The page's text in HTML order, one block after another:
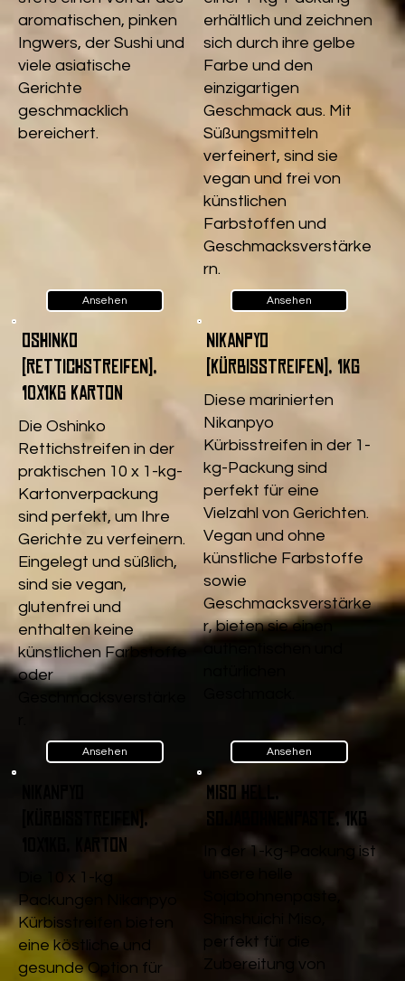
aromatischen, pinken
Ingwers, der Sushi und
viele asiatische
Gerichte
geschmacklich
bereichert.
Ansehen
erhältlich und zeichnen
sich durch ihre gelbe
Farbe und den
einzigartigen
Geschmack aus. Mit
Süßungsmitteln
verfeinert, sind sie
vegan und frei von
künstlichen
Farbstoffen und
Geschmacksverstärke
rn.
Ansehen
Oshinko
(Rettichstreifen),
10x1kg Karton
Die Oshinko
Rettichstreifen in der
praktischen 10 x 1-kg-
Kartonverpackung
sind perfekt, um Ihre
Gerichte zu verfeinern.
Eingelegt und süßlich,
sind sie vegan,
glutenfrei und
enthalten keine
künstlichen Farbstoffe
oder
Ansehen
Nikanpyo
(Kürbisstreifen), 1kg
Diese marinierten
Nikanpyo
Kürbisstreifen in der 1-
kg-Packung sind
perfekt für eine
Vielzahl von Gerichten.
Vegan und ohne
künstliche Farbstoffe
sowie
Geschmacksverstärke
r, bieten sie einen
Ansehen
(Kürbisstreifen),
10x1kg, Karton
Die 10 x 1-kg
Packungen Nikanpyo
Kürbisstreifen bieten
eine köstliche und
gesunde Option für
Miso Hell,
Sojabohnenpaste, 1kg
In der 1-kg-Packung ist
perfekt für die
Zubereitung von